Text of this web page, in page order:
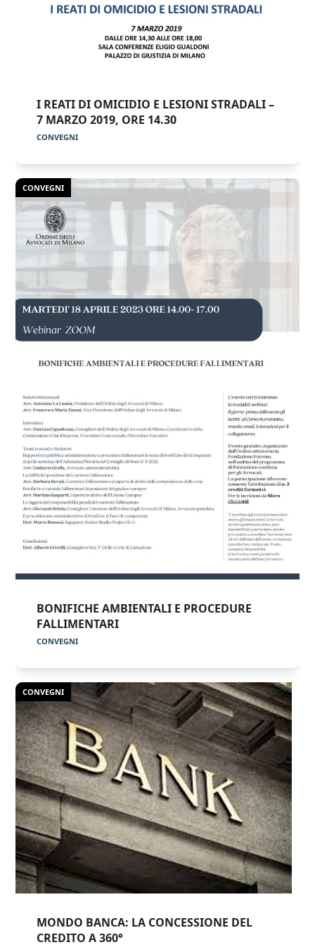
I REATI DI OMICIDIO E LESIONI STRADALI –
7 MARZO 2019, ORE 14.30
CONVEGNI
CONVEGNI
BONIFICHE AMBIENTALI E PROCEDURE
FALLIMENTARI
CONVEGNI
CONVEGNI
MONDO BANCA: LA CONCESSIONE DEL
CREDITO A 360°